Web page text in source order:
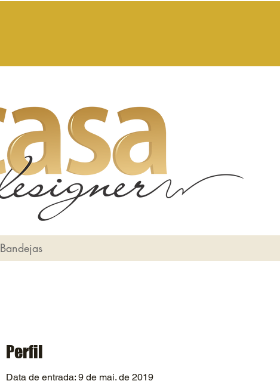
Bandejas
Perfil
Data de entrada: 9 de mai. de 2019